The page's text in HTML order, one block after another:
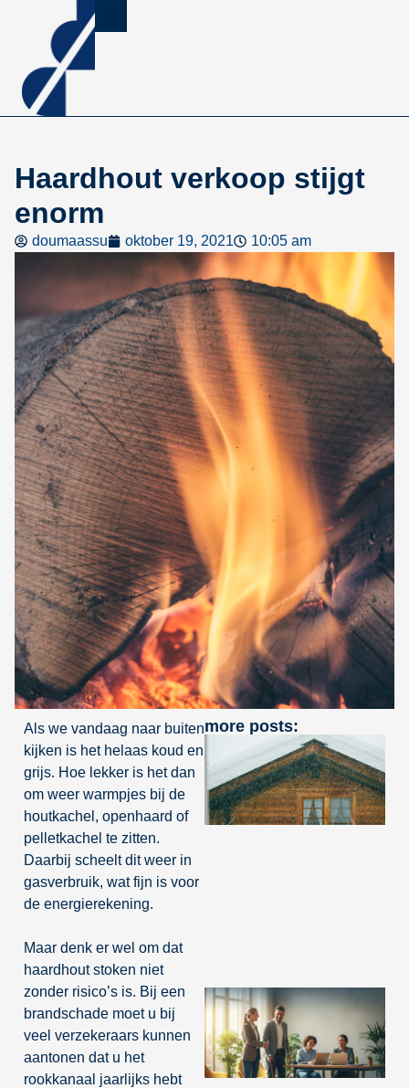
Haardhout verkoop stijgt
enorm
doumaassu oktober 19, 2021 10:05 am
Als we vandaag naar buiten
kijken is het helaas koud en
grijs. Hoe lekker is het dan
om weer warmpjes bij de
houtkachel, openhaard of
pelletkachel te zitten.
Daarbij scheelt dit weer in
gasverbruik, wat fijn is voor
de energierekening.
Maar denk er wel om dat
haardhout stoken niet
zonder risico’s is. Bij een
brandschade moet u bij
veel verzekeraars kunnen
aantonen dat u het
rookkanaal jaarlijks hebt
more posts: